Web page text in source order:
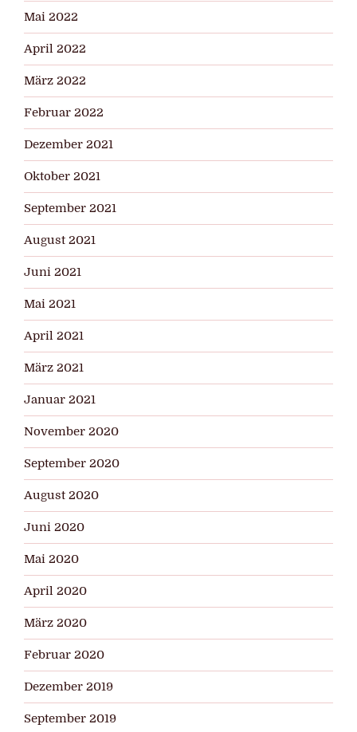
Mai 2022
April 2022
März 2022
Februar 2022
Dezember 2021
Oktober 2021
September 2021
August 2021
Juni 2021
Mai 2021
April 2021
März 2021
Januar 2021
November 2020
September 2020
August 2020
Juni 2020
Mai 2020
April 2020
März 2020
Februar 2020
Dezember 2019
September 2019